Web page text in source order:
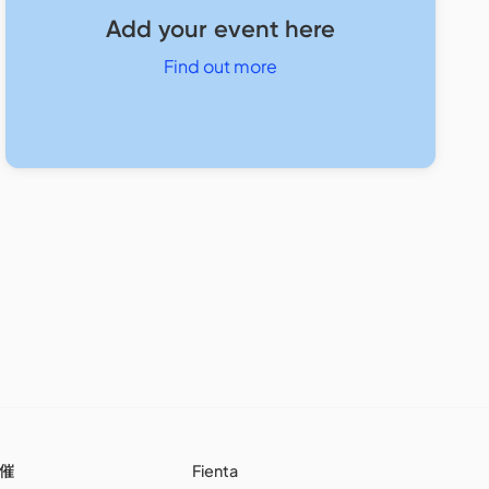
Add your event here
Find out more
Fienta